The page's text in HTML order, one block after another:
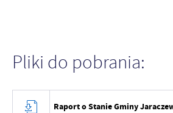
Pliki do pobrania:
Raport o Stanie Gminy